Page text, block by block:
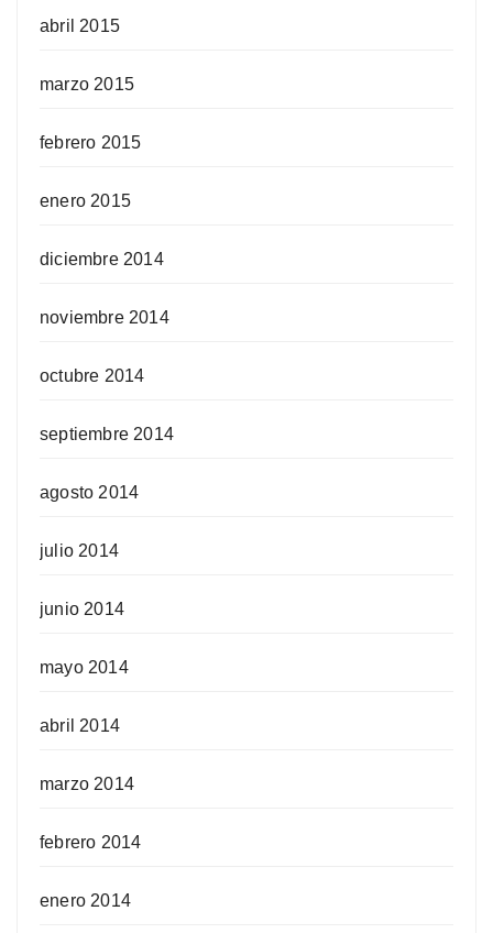
abril 2015
marzo 2015
febrero 2015
enero 2015
diciembre 2014
noviembre 2014
octubre 2014
septiembre 2014
agosto 2014
julio 2014
junio 2014
mayo 2014
abril 2014
marzo 2014
febrero 2014
enero 2014